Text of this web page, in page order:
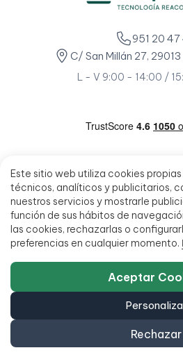
Este sitio web utiliza cookies
técnicos, analíticos y publicitarios,
nuestros servicios y mostrarle
función de sus hábitos de
las cookies, rechazarlas o
preferencias en cualquier momento.
Rechazar
Aceptar
951 20 47
C/ San Millán 27,
L - V 9:00 - 14:00 /
© 2026 - Ecoportatil - Todos los